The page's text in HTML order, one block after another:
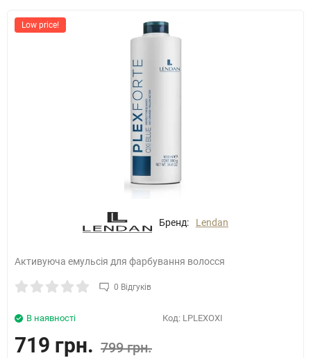
Low price!
Бренд: Lendan
Активуюча емульсія для фарбування волосся
0 Відгуків
Код: LPLEXOXI
В наявності
719 грн. 799 грн.